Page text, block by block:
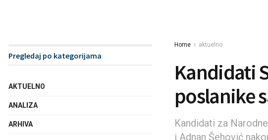
Home aktuelno
Kandidati
poslanike
Kandidati za
i Adnan Šehović
Pregledaj po kategorijama
AKTUELNO
ANALIZA
ARHIVA